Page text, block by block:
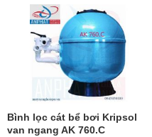
Bình lọc cát bể bơi Kripsol
van ngang AK 760.C